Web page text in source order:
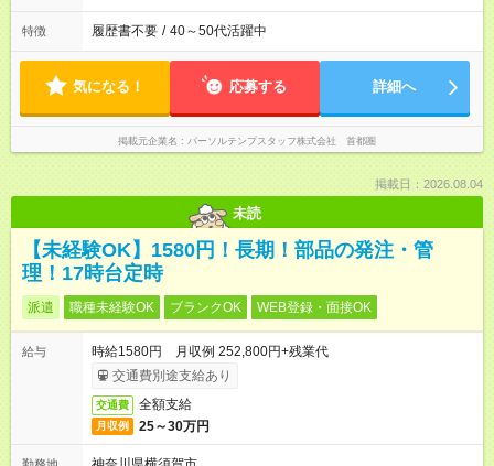
特徴 履歴書不要 / 40～50代活躍中
気になる！ 応募する 詳細へ
掲載元企業名 パーソルテンプスタッフ株式会社 首都圏
掲載日：2026.08.04
未読
【未経験OK】1580円！長期！部品の発注・管
理！17時台定時
派遣 職種未経験OK ブランクOK WEB登録・面接OK
給与
時給1580円 月収例 252,800円+残業代
交通費別途支給あり
交通費 全額支給
月収例 25～30万円